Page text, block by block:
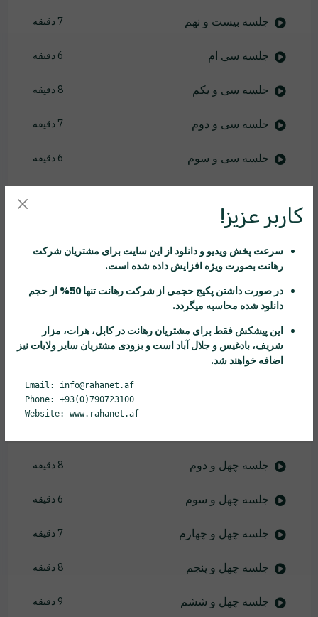
جلسه بیست و نهم 7 دقیقه
جلسه سی ام 6 دقیقه
جلسه سی و یکم 8 دقیقه
جلسه سی و دوم 7 دقیقه
جلسه سی و سوم 6 دقیقه
جلسه سی و پنجم
جلسه سی و ششم
جلسه سی و هفتم 6 دقیقه
جلسه سی و هشتم 6 دقیقه
جلسه سی و نهم
6 دقیقه
جلسه چهل و دوم 8 دقیقه
جلسه چهل و سوم 6 دقیقه
جلسه چهل و چهارم 7 دقیقه
جلسه چهل و پنجم 8 دقیقه
جلسه چهل و ششم 9 دقیقه
کاربر عزیز!
سرعت پخش ویدیو و دانلود از این سایت برای مشتریان شرکت
رهانت بصورت ویژه افزایش داده شده است.
در صورت داشتن پکیج حجمی از شرکت رهانت
تنها 50% از حجم
دانلود شده محاسبه میگردد.
این پیشکش فقط برای مشتریان رهانت در کابل، هرات، مزار
شریف، بادغیس و جلال آباد است و بزودی مشتریان سایر ولایات نیز
اضافه خواهند شد.
Email: info@rahanet.af
Phone: +93(0)790723100
Website: www.rahanet.af